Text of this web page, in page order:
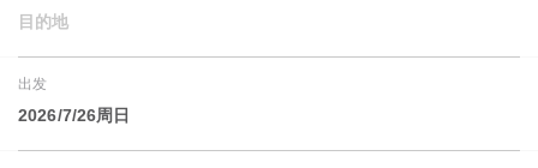
目的地
出发
2026/7/26周日